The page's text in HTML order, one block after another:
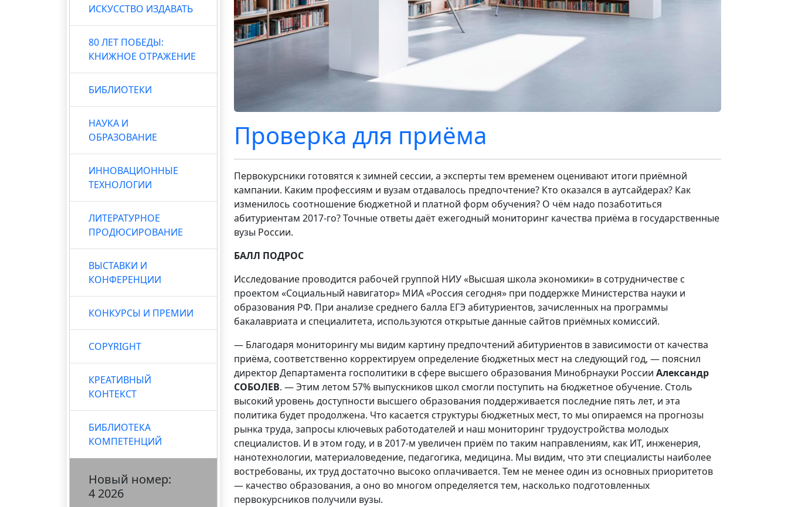
ИСКУССТВО ИЗДАВАТЬ
80 ЛЕТ ПОБЕДЫ:
КНИЖНОЕ ОТРАЖЕНИЕ
БИБЛИОТЕКИ
НАУКА И
ОБРАЗОВАНИЕ
ИННОВАЦИОННЫЕ
ТЕХНОЛОГИИ
ЛИТЕРАТУРНОЕ
ПРОДЮСИРОВАНИЕ
ВЫСТАВКИ И
КОНФЕРЕНЦИИ
КОНКУРСЫ И ПРЕМИИ
COPYRIGHT
КРЕАТИВНЫЙ
КОНТЕКСТ
БИБЛИОТЕКА
КОМПЕТЕНЦИЙ
Новый номер:
4 2026
Проверка для приёма
Первокурсники готовятся к зимней сессии, а эксперты тем временем оценивают итоги приёмной
кампании. Каким профессиям и вузам отдавалось предпочтение? Кто оказался в аутсайдерах? Как
изменилось соотношение бюджетной и платной форм обучения? О чём надо позаботиться
абитуриентам 2017-го? Точные ответы даёт ежегодный мониторинг качества приёма в государственные
вузы России.
БАЛЛ ПОДРОС
Исследование проводится рабочей группой НИУ «Высшая школа экономики» в сотрудничестве с
проектом «Социальный навигатор» МИА «Россия сегодня» при поддержке Министерства науки и
образования РФ. При анализе среднего балла ЕГЭ абитуриентов, зачисленных на программы
бакалавриата и специалитета, используются открытые данные сайтов приёмных комиссий.
— Благодаря мониторингу мы видим картину предпочтений абитуриентов в зависимости от качества
приёма, соответственно корректируем определение бюджетных мест на следующий год, — пояснил
директор Департамента госполитики в сфере высшего образования Минобрнауки России Александр
СОБОЛЕВ. — Этим летом 57% выпускников школ смогли поступить на бюджетное обучение. Столь
высокий уровень доступности высшего образования поддерживается последние пять лет, и эта
политика будет продолжена. Что касается структуры бюджетных мест, то мы опираемся на прогнозы
рынка труда, запросы ключевых работодателей и наш мониторинг трудоустройства молодых
специалистов. И в этом году, и в 2017-м увеличен приём по таким направлениям, как ИТ, инженерия,
нанотехнологии, материаловедение, педагогика, медицина. Мы видим, что эти специалисты наиболее
востребованы, их труд достаточно высоко оплачивается. Тем не менее один из основных приоритетов
— качество образования, а оно во многом определяется тем, насколько подготовленных
первокурсников получили вузы.